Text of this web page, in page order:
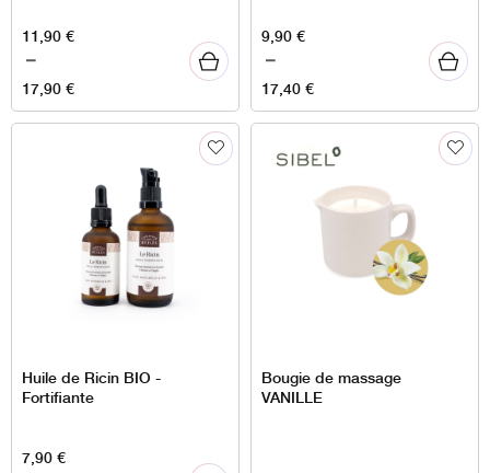
11,90€
–
17,90€
Plage
de
prix :
11,90 €
9,90€
–
17,40€
Plage
de
prix :
9,90 €
17,40 €
Huile de Ricin BIO -
Fortifiante
7,90€
Plage
Bougie de massage
VANILLE